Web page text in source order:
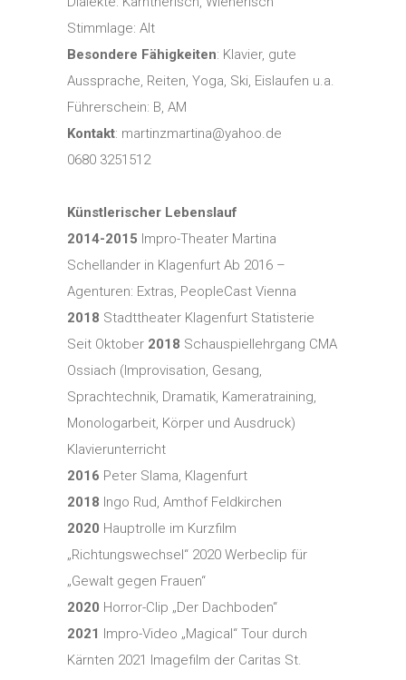
Stimmlage: Alt
Besondere Fähigkeiten: Klavier, gute
Aussprache, Reiten, Yoga, Ski, Eislaufen u.a.
Führerschein: B, AM
Kontakt: martinzmartina@yahoo.de
0680 3251512
Künstlerischer Lebenslauf
2014-2015 Impro-Theater Martina
Schellander in Klagenfurt Ab 2016 –
Agenturen: Extras, PeopleCast Vienna
2018 Stadttheater Klagenfurt Statisterie
Seit Oktober 2018 Schauspiellehrgang CMA
Ossiach (Improvisation, Gesang,
Sprachtechnik, Dramatik, Kameratraining,
Monologarbeit, Körper und Ausdruck)
Klavierunterricht
2016 Peter Slama, Klagenfurt
2018 Ingo Rud, Amthof Feldkirchen
2020 Hauptrolle im Kurzfilm
„Richtungswechsel“ 2020 Werbeclip für
„Gewalt gegen Frauen“
2020 Horror-Clip „Der Dachboden“
2021 Impro-Video „Magical“ Tour durch
Kärnten 2021 Imagefilm der Caritas St.